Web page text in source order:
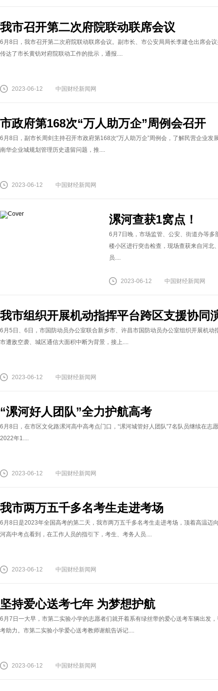
我市召开第二次府院联动联席会议
6月8日，我市召开第二次府院联动联席会议。副市长、市公安局局长李建仓出席会
传达了市长黄钫对府院联动工作的批示，通报....
2023-06-12 中国财经新闻网
市政府第168次“万人助万企”周例会召开
6月8日，副市长周剑主持召开市政府第168次“万人助万企”周例会，了解民营企业
南华企业城规划管理历史遗留问题，推....
2023-06-12 中国财经新闻网
漯河查获1窝点！
6月7日晚，市场监管、公安、街道办等
楼小区进行突击检查，现场查获来自河北
员....
2023-06-12 中国财经新闻网
我市组织开展机动指挥平台跨区支援协同
6月5日、6日，市国防动员办公室联合新乡市、许昌市国防动员办公室组织开展机
市遭敌空袭、城区通信大面积中断为背景，接上....
2023-06-12 中国财经新闻网
“漯河好人团队”全力护航高考
6月8日，在市区文化路漯河高中高考点门口，“漯河城管好人团队”7名队员继续在志
2022年1....
2023-06-12 中国财经新闻网
我市两万五千多名考生走进考场
6月8日是2023年全国高考的第二天，我市两万五千多名考生走进考场，顶着高温迈
河高中考点看到，在工作人员的指引下，考生、考务人员....
2023-06-12 中国财经新闻网
坚持爱心送考七年 为梦想护航
6月7日一大早，市第二实验小学的志愿者们就开着系有绿丝带的爱心送考车辆出发
考助力。市第二实验小学爱心送考教师谢航告诉记....
2023-06-12 中国财经新闻网